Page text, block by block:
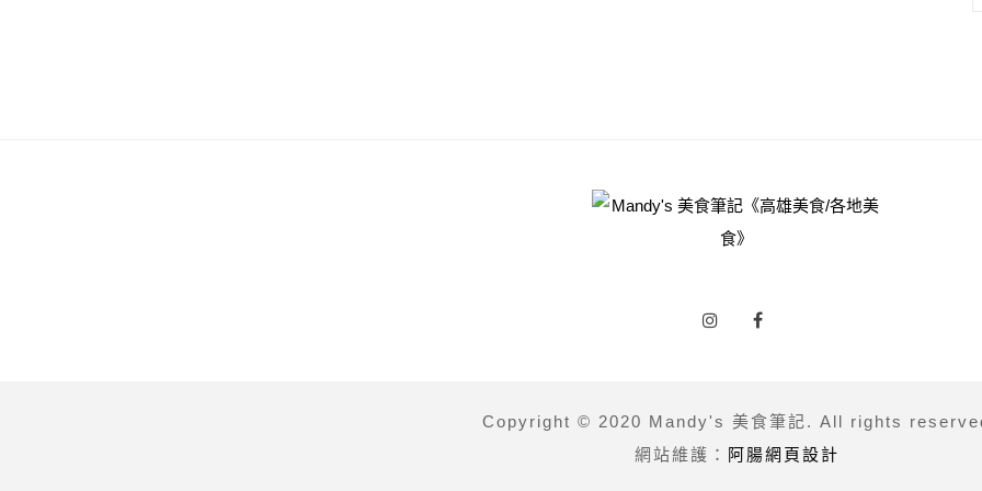
Copyright © 2020 Mandy's 美食筆記. All rights
網站維護： 阿腸網頁設計